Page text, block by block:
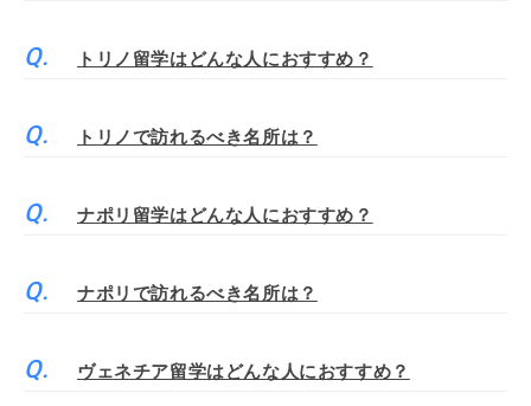
トリノ留学はどんな人におすすめ？
トリノで訪れるべき名所は？
ナポリ留学はどんな人におすすめ？
ナポリで訪れるべき名所は？
ヴェネチア留学はどんな人におすすめ？